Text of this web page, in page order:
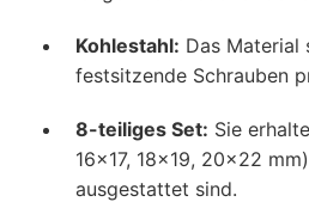
Kohlestahl: Das Material
festsitzende Schrauben
8-teiliges Set: Sie
16x17, 18x19, 20x22
ausgestattet sind.